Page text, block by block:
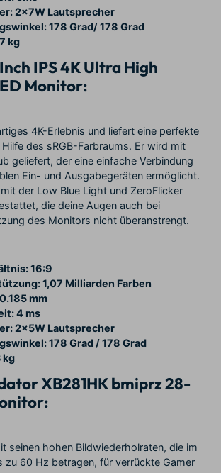
2x7W Lautsprecher
178 Grad/ 178 Grad
kg
IPS 4K Ultra High
Monitor:
4K-Erlebnis und liefert eine perfekte
des sRGB-Farbraums. Er wird mit
geliefert, der eine einfache Verbindung
Ein- und Ausgabegeräten ermöglicht.
der Low Blue Light und ZeroFlicker
die deine Augen auch bei
des Monitors nicht überanstrengt.
16:9
1,07 Milliarden Farben
mm
4 ms
2x5W Lautsprecher
178 Grad / 178 Grad
kg
XB281HK bmiprz 28-
seinen hohen Bildwiederholraten, die im
zu 60 Hz betragen, für verrückte Gamer